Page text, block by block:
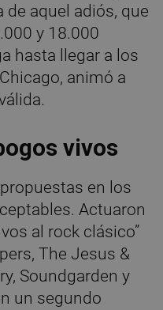
de aquel adiós, que
y 18.000
hasta llegar a los
animó a
vivos
en los
Actuaron
al rock clásico”
The Jesus &
Soundgarden y
un segundo